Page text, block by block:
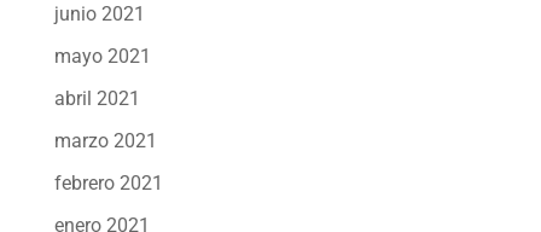
junio 2021
mayo 2021
abril 2021
marzo 2021
febrero 2021
enero 2021